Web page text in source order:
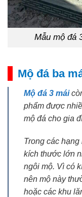
Mẫu mộ đá
Mộ đá ba
Mộ đá 3 mái
phẩm được
mộ đá cho gia
Trong các hạng
kích thước lớn
ngôi mộ. Vì có
nên mộ này
hoặc các khu